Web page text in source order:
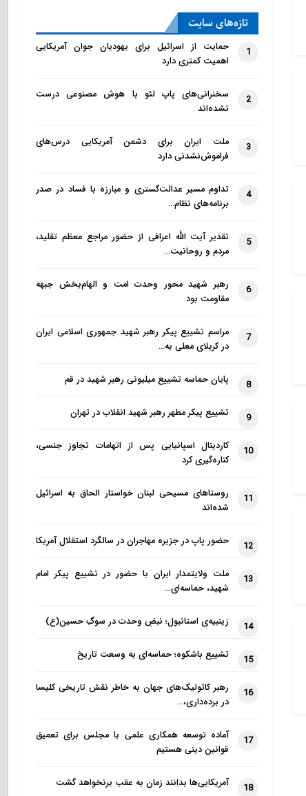
تازه‌‌های سایت
1
حمایت از اسرائیل برای یهودیان جوان آمریکایی
اهمیت کمتری دارد
2
سخنرانی‌های پاپ لئو با هوش مصنوعی درست
نشده‌اند
3
ملت ایران برای دشمن آمریکایی درس‌های
فراموش‌نشدنی دارد
4
تداوم مسیر عدالت‌گستری و مبارزه با فساد در صدر
برنامه‌های نظام…
5
تقدیر آیت الله اعرافی از حضور مراجع معظم تقلید،
مردم و روحانیت…
6
رهبر شهید محور وحدت امت و الهام‌بخش جبهه
مقاومت بود
7
مراسم تشییع پیکر رهبر شهید جمهوری اسلامی ایران
در کربلای معلی به…
8 پایان حماسه تشییع میلیونی رهبر شهید در قم
9 تشییع پیکر مطهر رهبر شهید انقلاب در تهران
10
کاردینال اسپانیایی پس از اتهامات تجاوز جنسی،
کناره‌گیری کرد
11
روستاهای مسیحی لبنان خواستار الحاق به اسرائیل
شده‌اند
12 حضور پاپ در جزیره مهاجران در سالگرد استقلال آمریکا
13
ملت ولایتمدار ایران با حضور در تشییع پیکر امام
شهید، حماسه‌ای…
14 زینبیه‌ی استانبول؛ نبضِ وحدت در سوگِ حسین(ع)
15 تشییع باشکوه؛ حماسه‌ای به وسعت تاریخ
16
رهبر کاتولیک‌های جهان به خاطر نقش تاریخی کلیسا
در برده‌داری،…
17
آماده توسعه همکاری علمی با مجلس برای تعمیق
قوانین دینی هستیم
18 آمریکایی‌ها بدانند زمان به عقب برنخواهد گشت